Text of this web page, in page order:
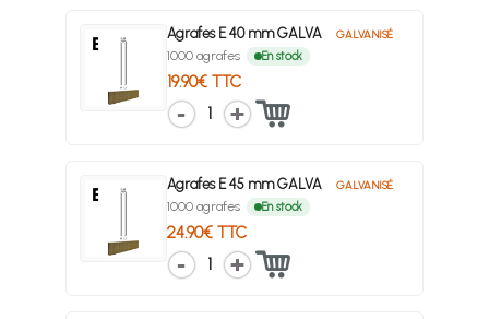
Agrafes E 40 mm GALVA GALVANISÉ
1000 agrafes En stock
19.90€ TTC
1
Agrafes E 45 mm GALVA GALVANISÉ
1000 agrafes En stock
24.90€ TTC
1